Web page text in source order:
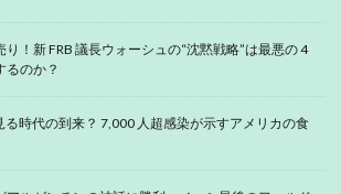
！新 FRB 議長ウォーシュの“沈黙戦略”は最悪の 4
るのか？
る時代の到来？ 7,000 人超感染が示すアメリカの食